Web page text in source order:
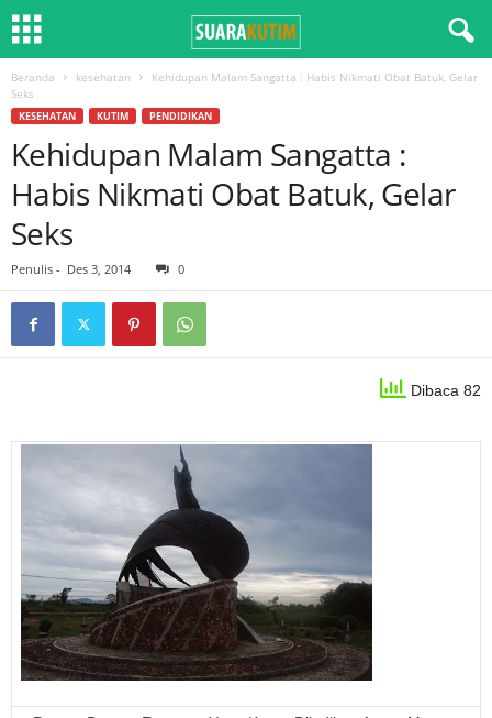
Beranda kesehatan
Kehidupan Malam Sangatta : Habis Nikmati Obat Batuk, Gelar
Seks
KESEHATAN KUTIM PENDIDIKAN
Kehidupan Malam Sangatta :
Habis Nikmati Obat Batuk, Gelar
Seks
Penulis - Des 3, 2014 0
Dibaca 82